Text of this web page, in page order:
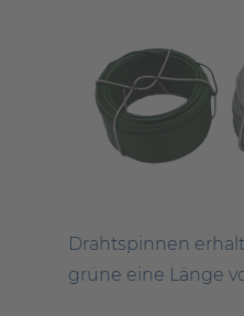
Drahtspinnen
grüne eine Länge